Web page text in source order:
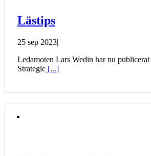
Lästips
25 sep 2023|
Ledamoten Lars Wedin har nu
Strategic [...]